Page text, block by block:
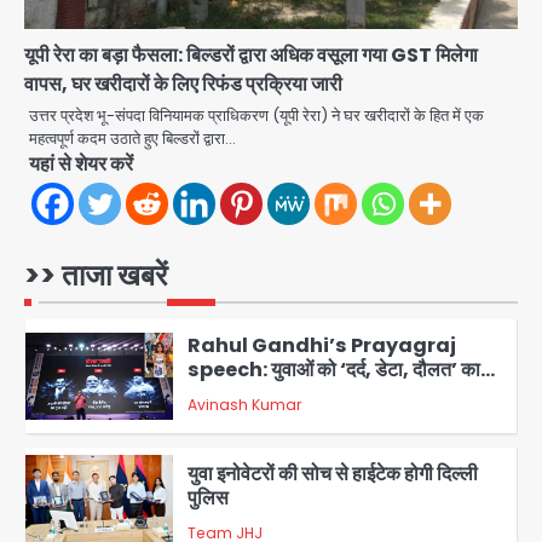
यूपी रेरा का बड़ा फैसला: बिल्डरों द्वारा अधिक वसूला गया GST मिलेगा
वापस, घर खरीदारों के लिए रिफंड प्रक्रिया जारी
उत्तर प्रदेश भू-संपदा विनियामक प्राधिकरण (यूपी रेरा) ने घर खरीदारों के हित में एक
महत्वपूर्ण कदम उठाते हुए बिल्डरों द्वारा…
यहां से शेयर करें
>> ताजा खबरें
4
5
एयरपोर्ट का फर्जी कर्मचारी बनकर 3 लाख
उड़ाए, अब पहुंचा सलाखों के पीछे
Team JHJ
1
Noida Sector-49: सेक्टर-49 में 18
साल की मेड ने की खुदकुशी, शरीर पर नहीं मिली
2
speech: युवाओं को ‘दर्द, डेटा, दौलत’ का
संदेश, बीजेपी का वार
Avinash Kumar
3
पुलिस
Team JHJ